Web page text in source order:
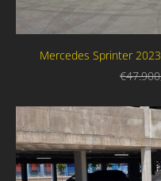
Mercedes Sprinter